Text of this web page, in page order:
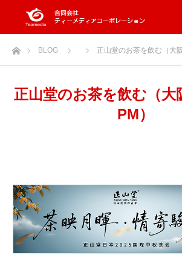
ホームBLOG 正山堂のお茶を飲む（大
正山堂のお茶を飲む（大
PM）